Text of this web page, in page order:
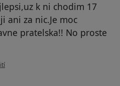
k ni chodim 17
ani za nic.Je moc
pratelska!! No proste
Pacient